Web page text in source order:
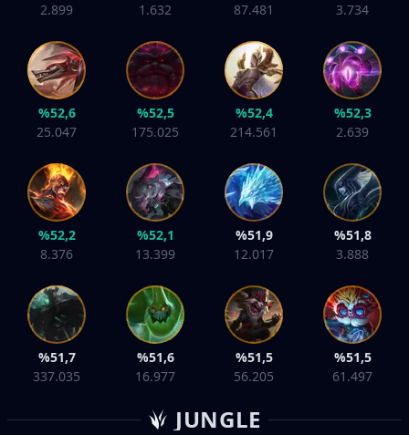
2.899
1.632
87.481
3.734
%52,6
25.047
%52,5
175.025
%52,4
214.561
%52,3
2.639
%52,2
8.376
%52,1
13.399
%51,9
12.017
%51,8
3.888
%51,7
337.035
%51,6
16.977
%51,5
56.205
%51,5
61.497
JUNGLE